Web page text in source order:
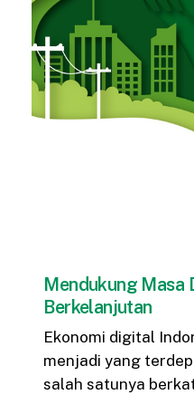
Mendukung Masa
Berkelanjutan
Ekonomi digital
menjadi yang
salah satunya